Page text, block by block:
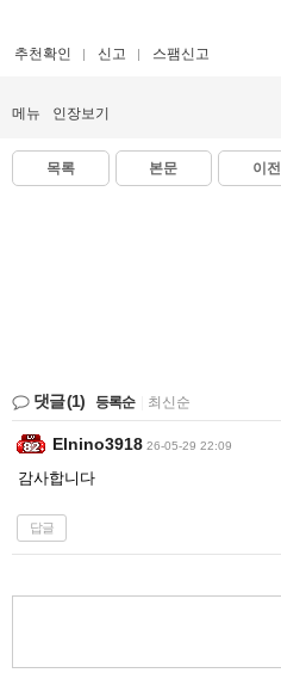
추천확인 신고 스팸신고
메뉴 인장보기
목록 본문 이전
댓글(1) 등록순 최신순
Elnino3918 26-05-29 22:09
감사합니다
답글